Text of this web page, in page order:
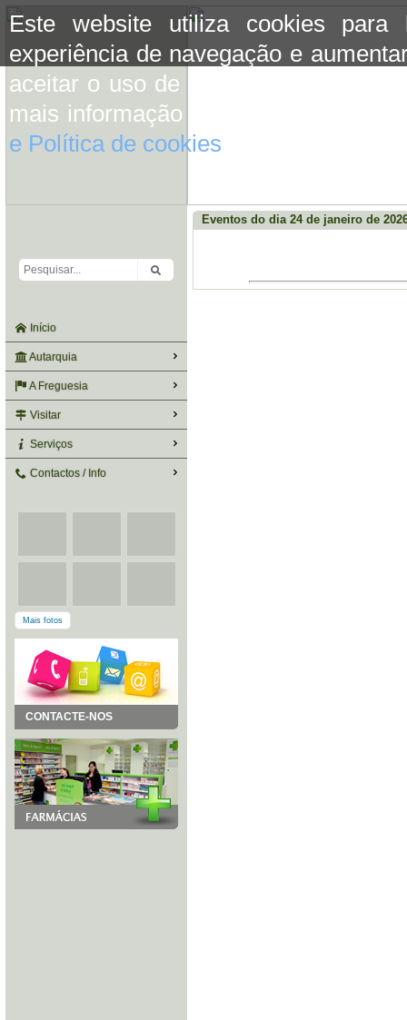
Este website utiliza cookies para
experiência de navegação e
aceitar o uso de cookies basta
mais informação consulte a
e Política de cookies
Início
Autarquia
A Freguesia
Visitar
Serviços
Contactos / Info
Mais fotos
CONTACTE-NOS
Eventos do dia 24 de janeiro de